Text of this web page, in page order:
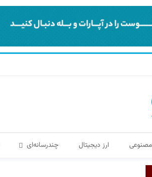
ارز دیجیتال چندرسانه‌ای